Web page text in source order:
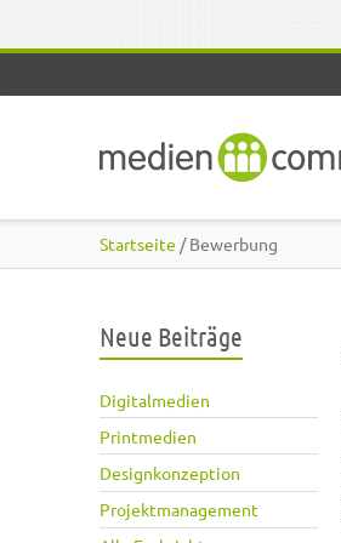
Startseite / Bewerbung
Neue Beiträge
Digitalmedien
Printmedien
Designkonzeption
Projektmanagement